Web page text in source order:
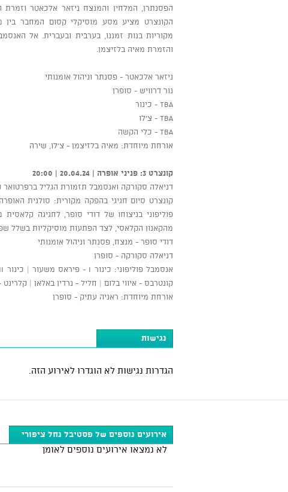
הפסנתרן, המלחין והמנצח ניזאר אלכאטר וזמרת
הקונצרט מציע מסע מוסיקלי קסום המחבר בין
מקוריות בנות זמננו, בערבית ובעברית. אל
והזמרת מאיה בלזיצמן.
ניזאר אלכאטר - פסנתר וניהול אומנותי
נור דרוויש - סופרן
TBA - כינור
TBA - צ'לו
TBA - כלי הקשה
אורחת מיוחדת: מאיה בלזיצמן - צ'לו, שירה
קונצרט 3: פניני אופרה | 20.04.24 | 20:00
דניאלה סקורקה ואנסמבל תזמורת הגליל
קונצרט סיום חגיגי בהפקה מקורית: סולנית
פוליפוני בניצוחו של דודי סופר, לחגיגה
מהקאנון הקלאסי, לצד הפתעות מוסיקליות בשלל
דודי סופר - מנצח, פסנתר וניהול אומנותי
דניאלה סקורקה - סופרן
קונטרבס - איווי בלום | חליל - נרדין באלאן |
אורחת מיוחדת: ראניה עתיק - סופרן
נגישות
הגדרות נגישות לא הוגדרו לאירוע הזה.
אירועים נוספים של פסטיבל נחל ציפורי
לא נמצאו אירועים נוספים לאומן